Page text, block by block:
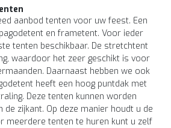
aanbod tenten voor uw feest. Een
en frametent. Voor ieder
tenten beschikbaar. De stretchtent
waardoor het zeer geschikt is voor
Daarnaast hebben we ook
heeft een hoog puntdak met
Deze tenten kunnen worden
de zijkant. Op deze manier houdt u de
meerdere tenten te huren kunt u zelf